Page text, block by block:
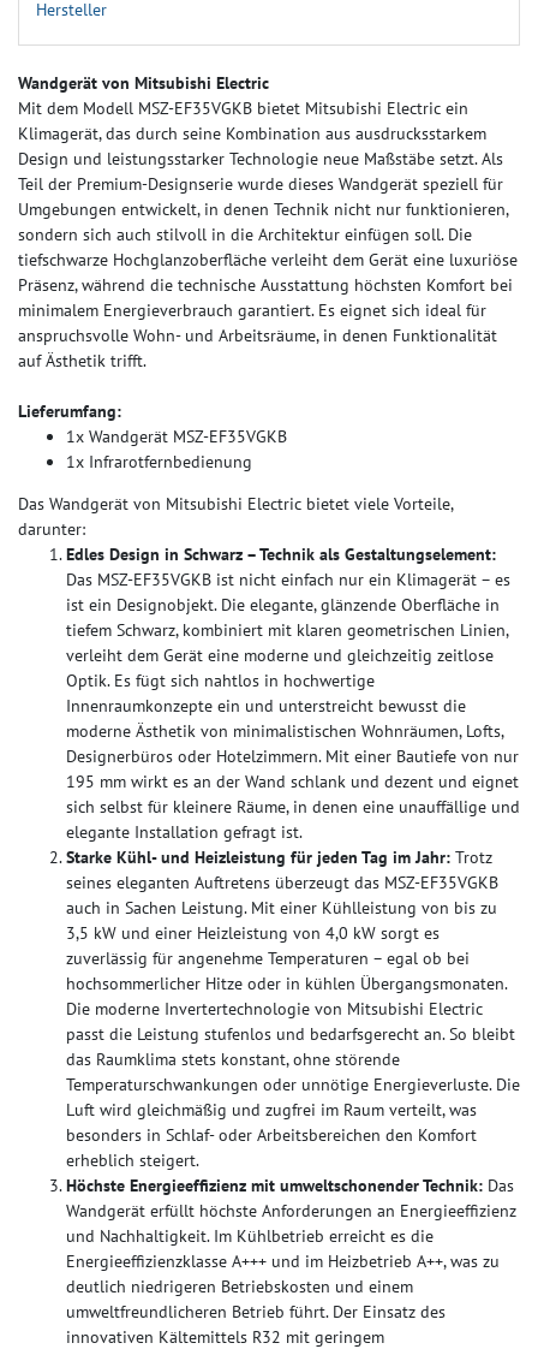
Hersteller
Wandgerät von Mitsubishi Electric
Mit dem Modell MSZ-EF35VGKB bietet Mitsubishi Electric ein
Klimagerät, das durch seine Kombination aus ausdrucksstarkem
Design und leistungsstarker Technologie neue Maßstäbe setzt. Als
Teil der Premium-Designserie wurde dieses Wandgerät speziell für
Umgebungen entwickelt, in denen Technik nicht nur funktionieren,
sondern sich auch stilvoll in die Architektur einfügen soll. Die
tiefschwarze Hochglanzoberfläche verleiht dem Gerät eine luxuriöse
Präsenz, während die technische Ausstattung höchsten Komfort bei
minimalem Energieverbrauch garantiert. Es eignet sich ideal für
anspruchsvolle Wohn- und Arbeitsräume, in denen Funktionalität
auf Ästhetik trifft.
Lieferumfang:
1x Wandgerät MSZ-EF35VGKB
1x Infrarotfernbedienung
Das Wandgerät von Mitsubishi Electric bietet viele Vorteile,
darunter:
Edles Design in Schwarz – Technik als Gestaltungselement:
Das MSZ-EF35VGKB ist nicht einfach nur ein Klimagerät – es
ist ein Designobjekt. Die elegante, glänzende Oberfläche in
tiefem Schwarz, kombiniert mit klaren geometrischen Linien,
verleiht dem Gerät eine moderne und gleichzeitig zeitlose
Optik. Es fügt sich nahtlos in hochwertige
Innenraumkonzepte ein und unterstreicht bewusst die
moderne Ästhetik von minimalistischen Wohnräumen, Lofts,
Designerbüros oder Hotelzimmern. Mit einer Bautiefe von nur
195 mm wirkt es an der Wand schlank und dezent und eignet
sich selbst für kleinere Räume, in denen eine unauffällige und
elegante Installation gefragt ist.
Starke Kühl- und Heizleistung für jeden Tag im Jahr: Trotz
seines eleganten Auftretens überzeugt das MSZ-EF35VGKB
auch in Sachen Leistung. Mit einer Kühlleistung von bis zu
3,5 kW und einer Heizleistung von 4,0 kW sorgt es
zuverlässig für angenehme Temperaturen – egal ob bei
hochsommerlicher Hitze oder in kühlen Übergangsmonaten.
Die moderne Invertertechnologie von Mitsubishi Electric
passt die Leistung stufenlos und bedarfsgerecht an. So bleibt
das Raumklima stets konstant, ohne störende
Temperaturschwankungen oder unnötige Energieverluste. Die
Luft wird gleichmäßig und zugfrei im Raum verteilt, was
besonders in Schlaf- oder Arbeitsbereichen den Komfort
erheblich steigert.
Höchste Energieeffizienz mit umweltschonender Technik: Das
Wandgerät erfüllt höchste Anforderungen an Energieeffizienz
und Nachhaltigkeit. Im Kühlbetrieb erreicht es die
Energieeffizienzklasse A+++ und im Heizbetrieb A++, was zu
deutlich niedrigeren Betriebskosten und einem
umweltfreundlicheren Betrieb führt. Der Einsatz des
innovativen Kältemittels R32 mit geringem